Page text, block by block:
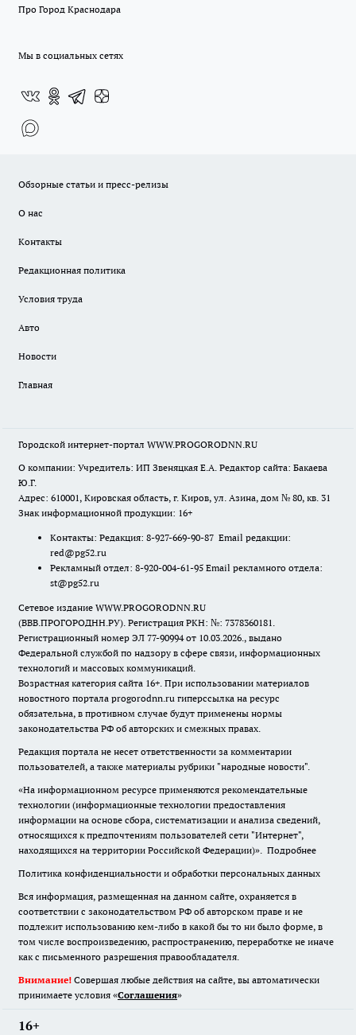
Про Город Краснодара
Мы в социальных сетях
Обзорные статьи и пресс-релизы
О нас
Контакты
Редакционная политика
Условия труда
Авто
Новости
Главная
Городской интернет-портал WWW.PROGORODNN.RU
О компании: Учредитель: ИП Звеняцкая Е.А. Редактор сайта: Бакаева
Ю.Г.
Адрес: 610001, Кировская область, г. Киров, ул. Азина, дом № 80, кв. 31
Знак информационной продукции: 16+
Контакты: Редакция: 8-927-669-90-87 Email редакции:
red@pg52.ru
Рекламный отдел: 8-920-004-61-95 Email рекламного отдела:
st@pg52.ru
Сетевое издание WWW.PROGORODNN.RU
(ВВВ.ПРОГОРОДНН.РУ). Регистрация РКН: №: 7378360181.
Регистрационный номер ЭЛ 77-90994 от 10.03.2026., выдано
Федеральной службой по надзору в сфере связи, информационных
технологий и массовых коммуникаций.
Возрастная категория сайта 16+. При использовании материалов
новостного портала progorodnn.ru гиперссылка на ресурс
обязательна, в противном случае будут применены нормы
законодательства РФ об авторских и смежных правах.
Редакция портала не несет ответственности за комментарии
пользователей, а также материалы рубрики "народные новости".
«На информационном ресурсе применяются рекомендательные
технологии (информационные технологии предоставления
информации на основе сбора, систематизации и анализа сведений,
относящихся к предпочтениям пользователей сети "Интернет",
находящихся на территории Российской Федерации)». Подробнее
Политика конфиденциальности и обработки персональных данных
Вся информация, размещенная на данном сайте, охраняется в
соответствии с законодательством РФ об авторском праве и не
подлежит использованию кем-либо в какой бы то ни было форме, в
том числе воспроизведению, распространению, переработке не иначе
как с письменного разрешения правообладателя.
Внимание! Совершая любые действия на сайте, вы автоматически
принимаете условия «Cоглашения»
16+